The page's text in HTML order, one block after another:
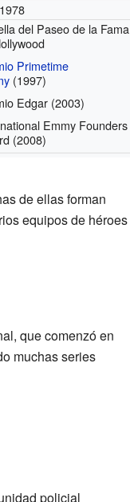
del Paseo de la Fama
Primetime
(1997)
Edgar (2003)
Emmy Founders
(2008)
de ellas forman
equipos de héroes
que comenzó en
muchas series
policial